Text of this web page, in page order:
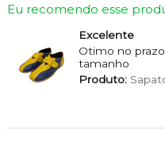
Eu recomendo esse
Excelente
Otimo no
tamanho
Produto: